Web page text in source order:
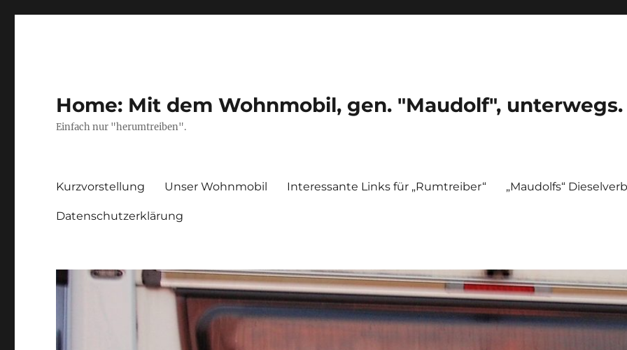
Home: Mit dem Wohnmobil, gen. "Maudolf", unterwegs.
Einfach nur "herumtreiben".
Kurzvorstellung Unser Wohnmobil Interessante Links für „Rumtreiber“ „Maudolfs“
Datenschutzerklärung